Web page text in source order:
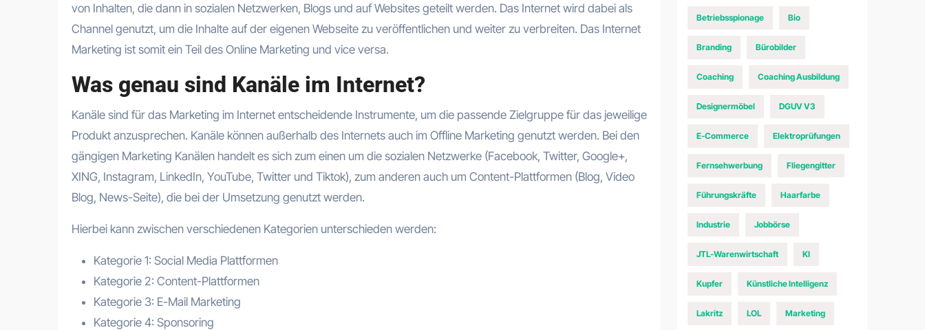
von Inhalten, die dann in sozialen Netzwerken, Blogs und auf Websites geteilt werden. Das Internet wird dabei als
Channel genutzt, um die Inhalte auf der eigenen Webseite zu veröffentlichen und weiter zu verbreiten. Das Internet
Marketing ist somit ein Teil des Online Marketing und vice versa.
Was genau sind Kanäle im Internet?
Kanäle sind für das Marketing im Internet entscheidende Instrumente, um die passende Zielgruppe für das jeweilige
Produkt anzusprechen. Kanäle können außerhalb des Internets auch im Offline Marketing genutzt werden. Bei den
gängigen Marketing Kanälen handelt es sich zum einen um die sozialen Netzwerke (Facebook, Twitter, Google+,
XING, Instagram, LinkedIn, YouTube, Twitter und Tiktok), zum anderen auch um Content-Plattformen (Blog, Video
Blog, News-Seite), die bei der Umsetzung genutzt werden.
Hierbei kann zwischen verschiedenen Kategorien unterschieden werden:
Kategorie 1: Social Media Plattformen
Kategorie 2: Content-Plattformen
Kategorie 3: E-Mail Marketing
Kategorie 4: Sponsoring
Betriebsspionage Bio
Branding Bürobilder
Coaching Coaching Ausbildung
Designermöbel DGUV V3
E-Commerce Elektroprüfungen
Fernsehwerbung Fliegengitter
Führungskräfte Haarfarbe
Industrie Jobbörse
JTL-Warenwirtschaft KI
Kupfer Künstliche Intelligenz
Lakritz LOL Marketing